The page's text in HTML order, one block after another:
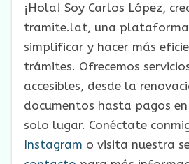
¡Hola! Soy Carlos López,
tramite.lat, una plataforma
simplificar y hacer más
trámites. Ofrecemos
accesibles, desde la
documentos hasta pagos
solo lugar. Conéctate
Instagram o visita nuestra